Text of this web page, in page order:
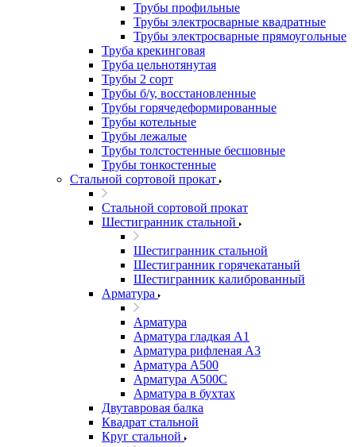
Трубы профильные
Трубы электросварные квадратные
Трубы электросварные прямоугольные
Труба крекинговая
Труба цельнотянутая
Трубы 2 сорт
Трубы б/у, восстановленные
Трубы горячедеформированные
Трубы котельные
Трубы лежалые
Трубы толстостенные бесшовные
Трубы тонкостенные
Стальной сортовой прокат
Стальной сортовой прокат
Шестигранник стальной
Шестигранник стальной
Шестигранник горячекатаный
Шестигранник калиброванный
Арматура
Арматура
Арматура гладкая А1
Арматура рифленая А3
Арматура А500
Арматура А500С
Арматура в бухтах
Двутавровая балка
Квадрат стальной
Круг стальной